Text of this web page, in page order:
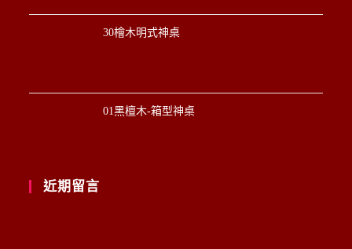
30檜木明式神桌
01黑檀木-箱型神桌
近期留言